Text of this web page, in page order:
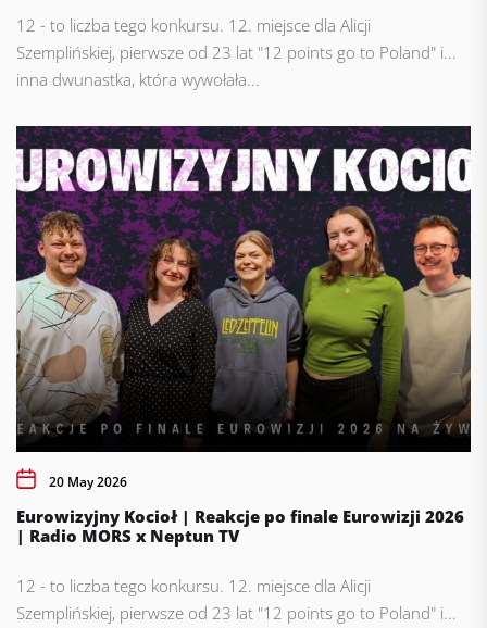
12 - to liczba tego konkursu. 12. miejsce dla Alicji
Szemplińskiej, pierwsze od 23 lat "12 points go to Poland" i...
inna dwunastka, która wywołała...
20 May 2026
Eurowizyjny Kocioł | Reakcje po finale Eurowizji 2026
| Radio MORS x Neptun TV
12 - to liczba tego konkursu. 12. miejsce dla Alicji
Szemplińskiej, pierwsze od 23 lat "12 points go to Poland" i...